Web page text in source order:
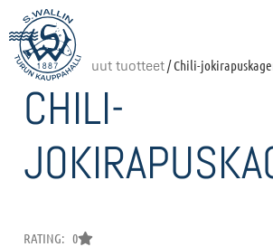
Etusivu/Muut tuotteet/ Chili-
CHILI-
RATING: 0